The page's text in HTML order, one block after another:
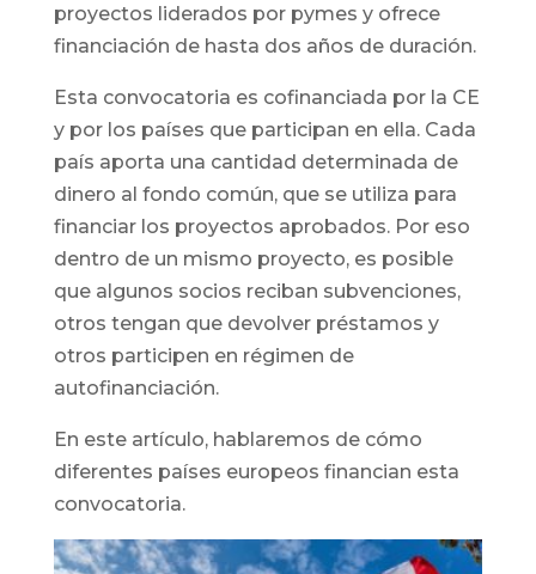
proyectos liderados por pymes y ofrece
financiación de hasta dos años de duración.
Esta convocatoria es cofinanciada por la CE
y por los países que participan en ella. Cada
país aporta una cantidad determinada de
dinero al fondo común, que se utiliza para
financiar los proyectos aprobados. Por eso
dentro de un mismo proyecto, es posible
que algunos socios reciban subvenciones,
otros tengan que devolver préstamos y
otros participen en régimen de
autofinanciación.
En este artículo, hablaremos de cómo
diferentes países europeos financian esta
convocatoria.